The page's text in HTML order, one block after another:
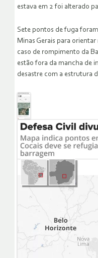
estava em 2 foi alterado
Sete pontos de fuga
Minas Gerais para
caso de rompimento da
estão fora da mancha de
desastre com a estrutura